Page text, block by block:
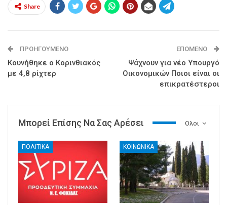
Share
ΠΡΟΗΓΟΎΜΕΝΟ
Κουνήθηκε ο Κορινθιακός
με 4,8 ρίχτερ
ΕΠΌΜΕΝΟ
Ψάχνουν για νέο Υπουργό
Οικονομικών Ποιοι είναι οι
επικρατέστεροι
Ολοι
Μπορεί Επίσης Να Σας Αρέσει
ΠΟΛΙΤΙΚΑ ΚΟΙΝΩΝΙΚΑ